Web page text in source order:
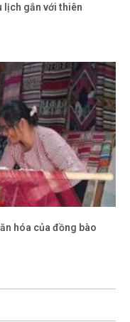
lịch gắn với thiên
hóa của đồng bào